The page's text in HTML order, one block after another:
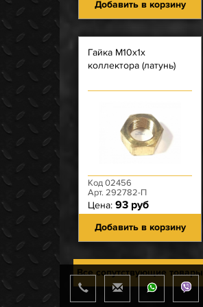
Добавить в корзину
Гайка М10х1х
коллектора (латунь)
Код 02456
Арт. 292782-П
Цена: 93 руб
Добавить в корзину
Все сопутствующие товары